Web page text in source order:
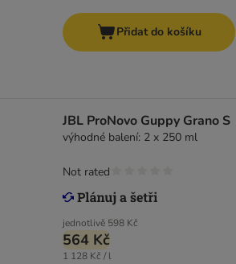
Přidat do košíku
JBL ProNovo Guppy Grano S
výhodné balení: 2 x 250 ml
jednotlivě 598 Kč
564 Kč
1 128 Kč / l
Not rated